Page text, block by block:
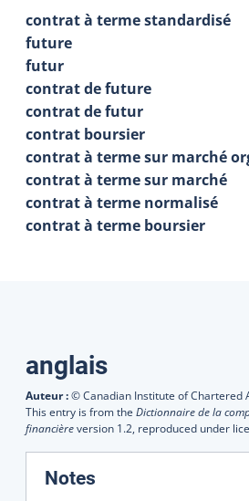
contrat à terme standardisé
future
futur
contrat de future
contrat de futur
contrat boursier
contrat à terme sur marché
contrat à terme sur marché
contrat à terme normalisé
contrat à terme boursier
Traductions
anglais
Auteur :© Canadian Institute of Chartered
This entry is from the Dictionnaire de la
financièreversion 1.2, reproduced under
Notes